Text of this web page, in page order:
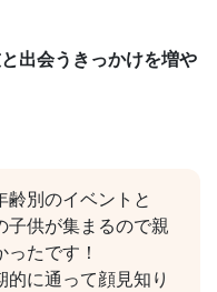
出会うきっかけを増や
齢別のイベントと
子供が集まるので親
たです！
的に通って顔見知り